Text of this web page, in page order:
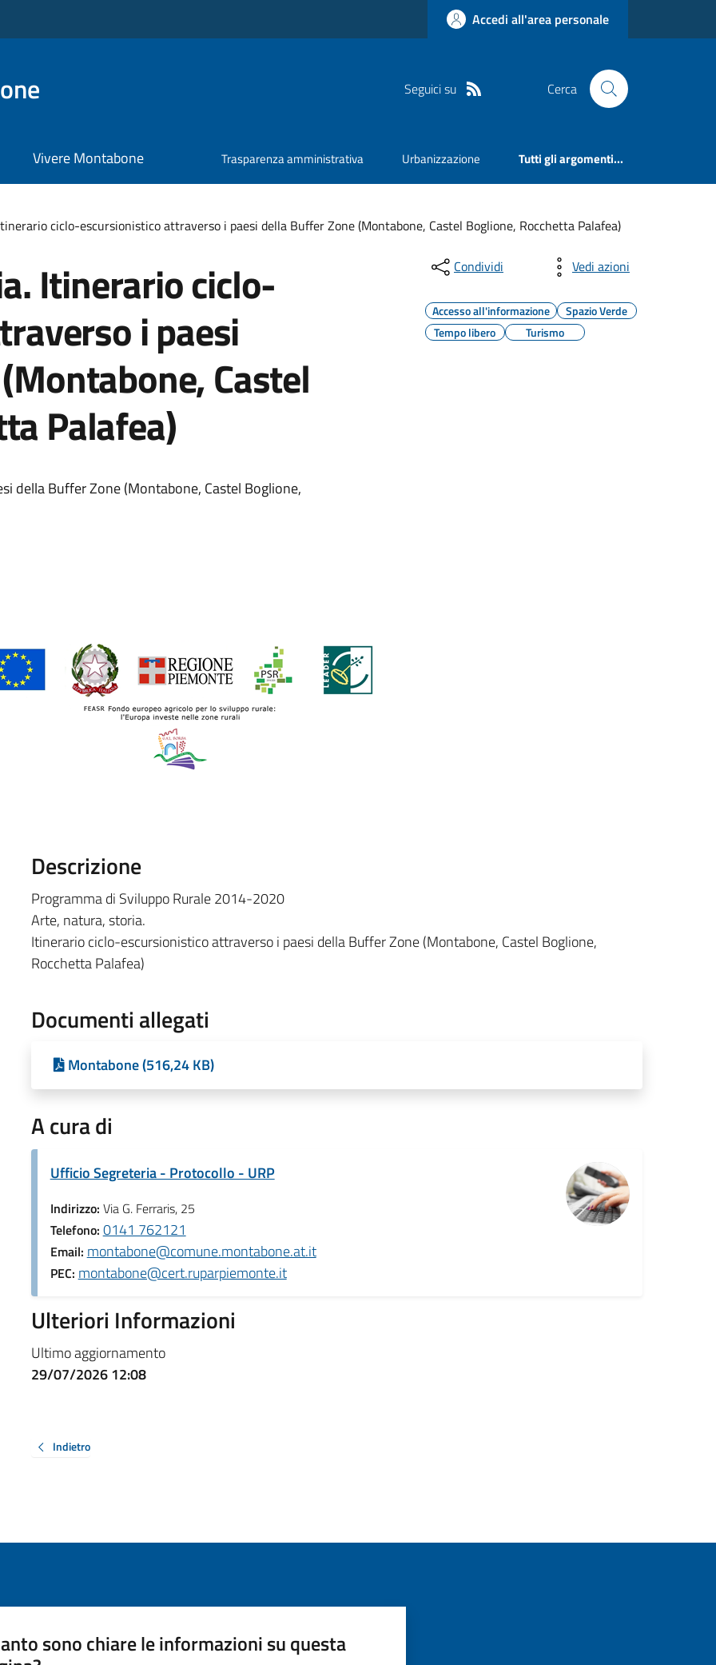
Accedi all'area personale
Seguici su Cerca
Vivere Montabone Trasparenza amministrativa Urbanizzazione Tutti gli argomenti...
ciclo-escursionistico attraverso i paesi della Buffer Zone (Montabone, Castel Boglione, Rocchetta Palafea)
Itinerario ciclo-
i paesi
Castel
Palafea)
della Buffer Zone (Montabone, Castel Boglione,
Condividi Vedi azioni
Accesso all'informazione
Spazio Verde
Tempo libero
Turismo
Descrizione
Programma di Sviluppo Rurale 2014-2020
Arte, natura, storia.
Itinerario ciclo-escursionistico attraverso i paesi della Buffer Zone (Montabone, Castel Boglione,
Rocchetta Palafea)
Documenti allegati
Montabone (516,24 KB)
A cura di
Ufficio Segreteria - Protocollo - URP
Indirizzo: Via G. Ferraris, 25
Telefono: 0141 762121
Email: montabone@comune.montabone.at.it
PEC: montabone@cert.ruparpiemonte.it
Ulteriori Informazioni
Ultimo aggiornamento
29/07/2026 12:08
Indietro
sono chiare le informazioni su questa